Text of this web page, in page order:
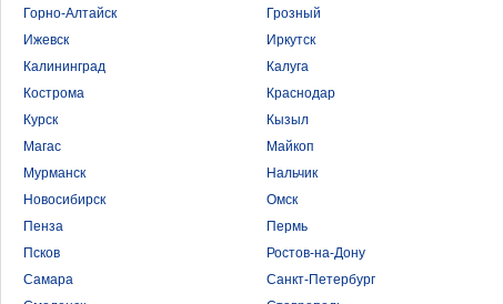
Горно-Алтайск
Грозный
Ижевск
Иркутск
Калининград
Калуга
Кострома
Краснодар
Курск
Кызыл
Магас
Майкоп
Мурманск
Нальчик
Новосибирск
Омск
Пенза
Пермь
Псков
Ростов-на-Дону
Самара
Санкт-Петербург